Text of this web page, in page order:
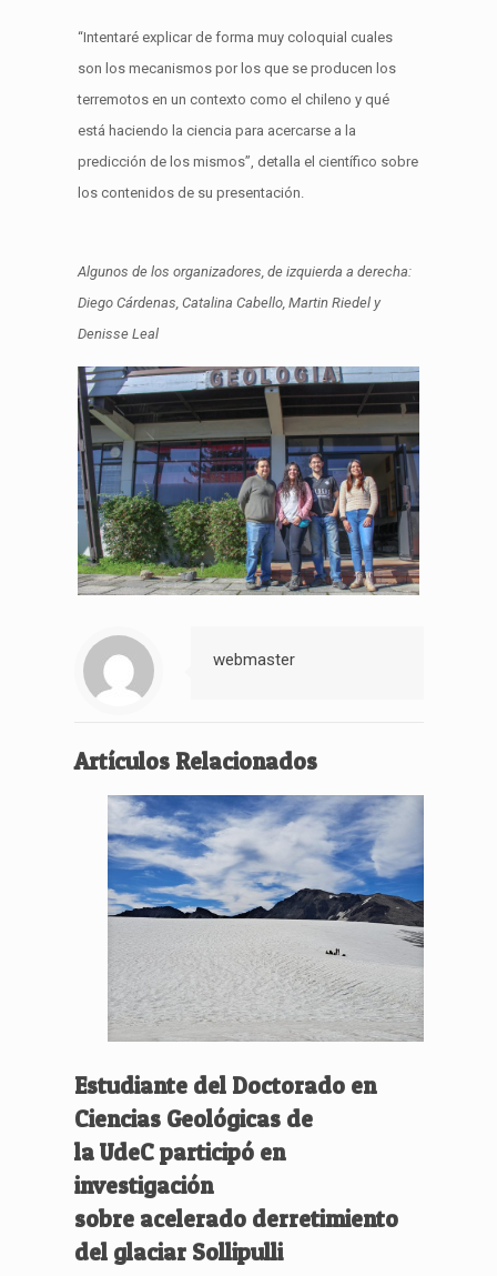
“Intentaré explicar de forma muy coloquial cuales
son los mecanismos por los que se producen los
terremotos en un contexto como el chileno y qué
está haciendo la ciencia para acercarse a la
predicción de los mismos”, detalla el científico sobre
los contenidos de su presentación.
Algunos de los organizadores, de izquierda a derecha:
Diego Cárdenas, Catalina Cabello, Martin Riedel y
Denisse Leal
webmaster
Artículos Relacionados
Estudiante del Doctorado en
Ciencias Geológicas de
la UdeC participó en
investigación
sobre acelerado derretimiento
del glaciar Sollipulli